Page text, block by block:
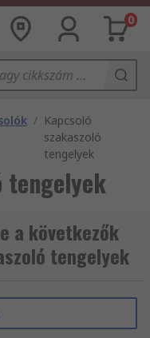
0
/ Kapcsoló
szakaszoló
tengelyek
tengelyek
a következők
tengelyek